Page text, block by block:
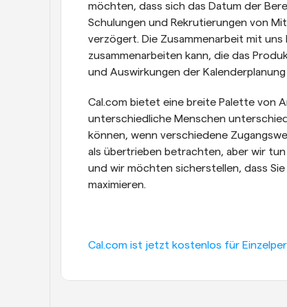
möchten, dass sich das Datum der
Schulungen und Rekrutierungen von
verzögert. Die Zusammenarbeit mit
zusammenarbeiten kann, die das
und Auswirkungen der
Cal.com bietet eine breite Palette von
unterschiedliche Menschen
können, wenn verschiedene
als übertrieben betrachten, aber wir
und wir möchten sicherstellen, dass
maximieren.
Cal.com ist jetzt kostenlos für